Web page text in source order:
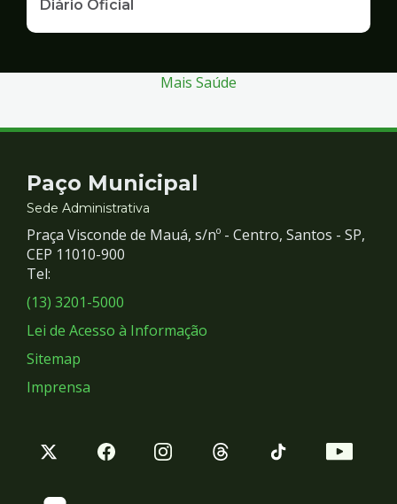
Diário Oficial
Mais Saúde
Contato
e
Redes
Sociais
Paço Municipal
Sede Administrativa
Praça Visconde de Mauá, s/nº - Centro, Santos - SP,
CEP 11010-900
Tel:
(13) 3201-5000
Lei de Acesso à Informação
Sitemap
Imprensa